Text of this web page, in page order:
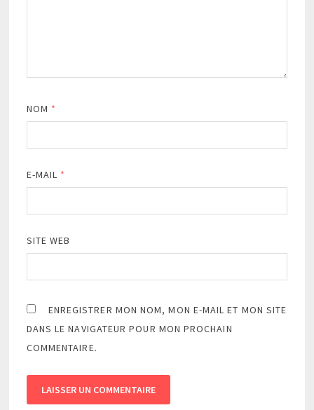
NOM *
E-MAIL *
SITE WEB
ENREGISTRER MON NOM, MON E-MAIL ET MON SITE
DANS LE NAVIGATEUR POUR MON PROCHAIN
COMMENTAIRE.